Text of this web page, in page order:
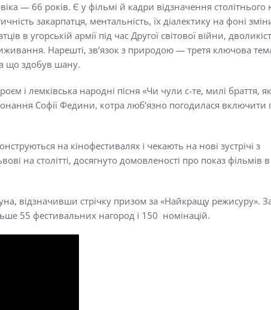
— 66 років. Є у фільмі й кадри відзначення столітнього
закарпатця, ментальність, їх діалектику на фоні
в угорській армії під час Другої світової війни,
Нарешті, зв’язок з природою — третя ключова
що здобув шану.
і лемківська народні пісня «Чи чули с-те, милі браття, як
Софії Федини, котра люб’язно погодилася включити
на кінофестивалях і чекають на нові зустрічі з
на столітті, досягнуто домовленості про показ фільмів в
, відзначивши стрічку призом за «Найкращу режисуру».
55 фестивальних нагород і 150 номінацій.